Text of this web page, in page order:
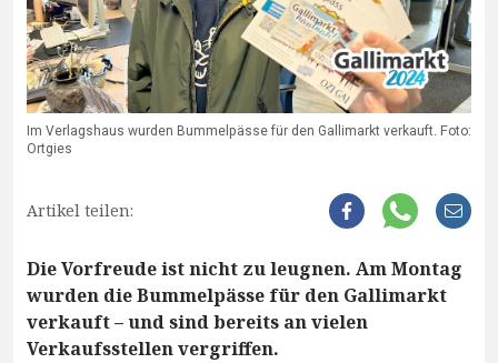
Im Verlagshaus wurden Bummelpässe für den Gallimarkt verkauft. Foto:
Ortgies
Artikel teilen:
Die Vorfreude ist nicht zu leugnen. Am Montag
wurden die Bummelpässe für den Gallimarkt
verkauft – und sind bereits an vielen
Verkaufsstellen vergriffen.